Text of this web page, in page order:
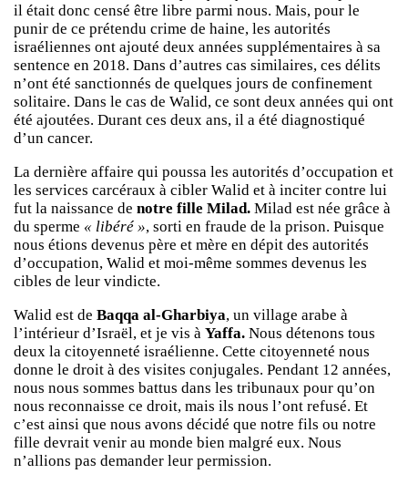
il était donc censé être libre parmi nous. Mais, pour le
punir de ce prétendu crime de haine, les autorités
israéliennes ont ajouté deux années supplémentaires à sa
sentence en 2018. Dans d’autres cas similaires, ces délits
n’ont été sanctionnés de quelques jours de confinement
solitaire. Dans le cas de Walid, ce sont deux années qui ont
été ajoutées. Durant ces deux ans, il a été diagnostiqué
d’un cancer.
La dernière affaire qui poussa les autorités d’occupation et
les services carcéraux à cibler Walid et à inciter contre lui
fut la naissance de notre fille Milad. Milad est née grâce à
du sperme « libéré », sorti en fraude de la prison. Puisque
nous étions devenus père et mère en dépit des autorités
d’occupation, Walid et moi-même sommes devenus les
cibles de leur vindicte.
Walid est de Baqqa al-Gharbiya, un village arabe à
l’intérieur d’Israël, et je vis à Yaffa. Nous détenons tous
deux la citoyenneté israélienne. Cette citoyenneté nous
donne le droit à des visites conjugales. Pendant 12 années,
nous nous sommes battus dans les tribunaux pour qu’on
nous reconnaisse ce droit, mais ils nous l’ont refusé. Et
c’est ainsi que nous avons décidé que notre fils ou notre
fille devrait venir au monde bien malgré eux. Nous
n’allions pas demander leur permission.